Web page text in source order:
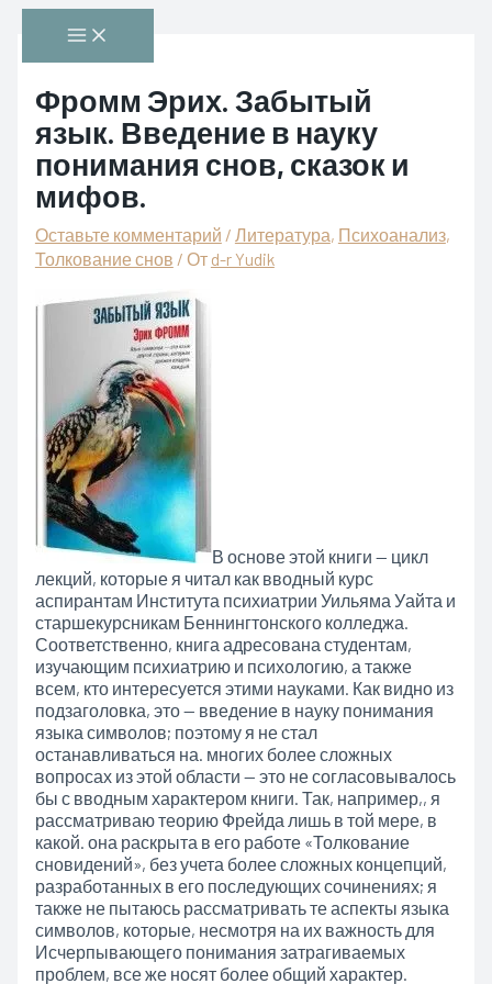
содержимому
Main
Menu
Фромм Эрих. Забытый
язык. Введение в науку
понимания снов, сказок и
мифов.
Оставьте комментарий / Литература, Психоанализ,
Толкование снов / От d-r Yudik
В основе этой книги — цикл
лекций, которые я читал как вводный курс
аспирантам Института психиатрии Уильяма Уайта и
старшекурсникам Беннингтонского колледжа.
Соответственно, книга адресована студентам,
изучающим психиатрию и психологию, а также
всем, кто интересуется этими науками. Как видно из
подзаголовка, это — введение в науку понимания
языка символов; поэтому я не стал
останавливаться на. многих более сложных
вопросах из этой области — это не согласовывалось
бы с вводным характером книги. Так, например,, я
рассматриваю теорию Фрейда лишь в той мере, в
какой. она раскрыта в его работе «Толкование
сновидений», без учета более сложных концепций,
разработанных в его последующих сочинениях; я
также не пытаюсь рассматривать те аспекты языка
символов, которые, несмотря на их важность для
Исчерпывающего понимания затрагиваемых
проблем, все же носят более общий характер.